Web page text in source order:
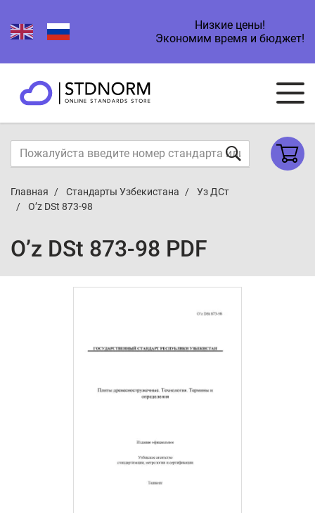
Низкие цены!
Экономим время и бюджет!
Главная Стандарты Узбекистана
Уз ДСт
O’z DSt 873-98
O’z DSt 873-98 PDF